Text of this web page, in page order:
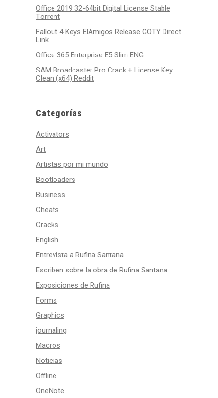
Office 2019 32-64bit Digital License Stable
Tоrrеnt
Fallout 4 Keys ElAmigos Release GOTY Direct
Link
Office 365 Enterprise E5 Slim ENG
SAM Broadcaster Pro Crack + License Key
Clean (x64) Reddit
Categorías
Activators
Art
Artistas por mi mundo
Bootloaders
Business
Cheats
Cracks
English
Entrevista a Rufina Santana
Escriben sobre la obra de Rufina Santana.
Exposiciones de Rufina
Forms
Graphics
journaling
Macros
Noticias
Offline
OneNote